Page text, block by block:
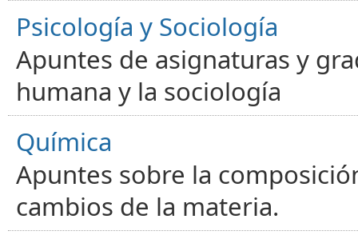
Psicología y Sociología
Apuntes de asignaturas y
humana y la sociología
Química
Apuntes sobre la
cambios de la materia.